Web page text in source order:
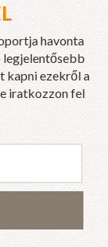
havonta
legjelentősebb
kapni ezekről a
iratkozzon fel